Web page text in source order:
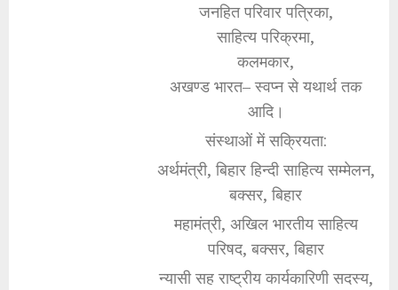
जनहित परिवार पत्रिका,
साहित्य परिक्रमा,
कलमकार,
अखण्ड भारत– स्वप्न से यथार्थ तक
आदि।
संस्थाओं में सक्रियता:
अर्थमंत्री, बिहार हिन्दी साहित्य सम्मेलन,
बक्सर, बिहार
महामंत्री, अखिल भारतीय साहित्य
परिषद, बक्सर, बिहार
न्यासी सह राष्ट्रीय कार्यकारिणी सदस्य,